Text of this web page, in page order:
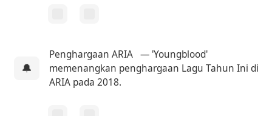
🔔
Penghargaan ARIA — 'Youngblood'
memenangkan penghargaan Lagu Tahun Ini di
ARIA pada 2018.